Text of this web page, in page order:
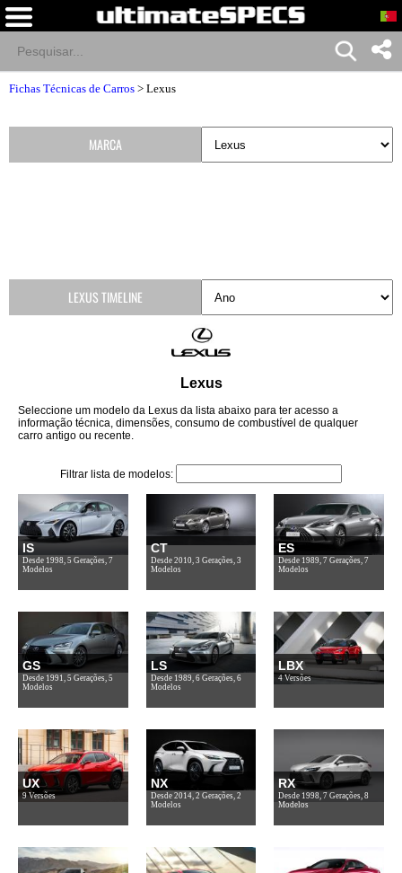
Fichas Técnicas de Carros > Lexus
Lexus
Seleccione um modelo da Lexus da lista abaixo para ter acesso a
informação técnica, dimensões, consumo de combustível de qualquer
carro antigo ou recente.
Filtrar lista de modelos:
IS
Desde 1998, 5 Gerações, 7
Modelos
CT
Desde 2010, 3 Gerações, 3
Modelos
ES
Desde 1989, 7 Gerações, 7
Modelos
GS
Desde 1991, 5 Gerações, 5
Modelos
LS
Desde 1989, 6 Gerações, 6
Modelos
LBX
4 Versões
UX
9 Versões
NX
Desde 2014, 2 Gerações, 2
Modelos
RX
Desde 1998, 7 Gerações, 8
Modelos
MARCA
LEXUS TIMELINE